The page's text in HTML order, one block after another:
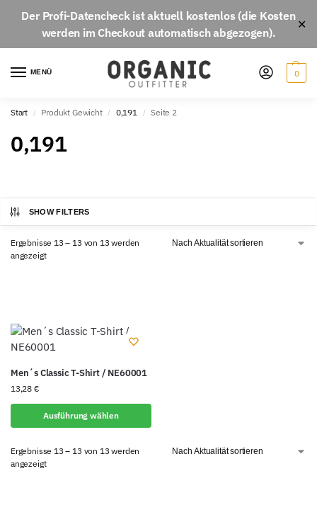
Der Profi-Datencheckist aktuell kostenlos(die Kosten
werden im Checkout automatisch abgezogen).
✕
MENÜ 0
Start / Produkt Gewicht / 0,191 / Seite 2
0,191
SHOW FILTERS
Ergebnisse 13 – 13 von 13 werden
angezeigt
Men´s Classic T-Shirt / NE60001
13,28 €
Ausführung wählen
Ergebnisse 13 – 13 von 13 werden
angezeigt